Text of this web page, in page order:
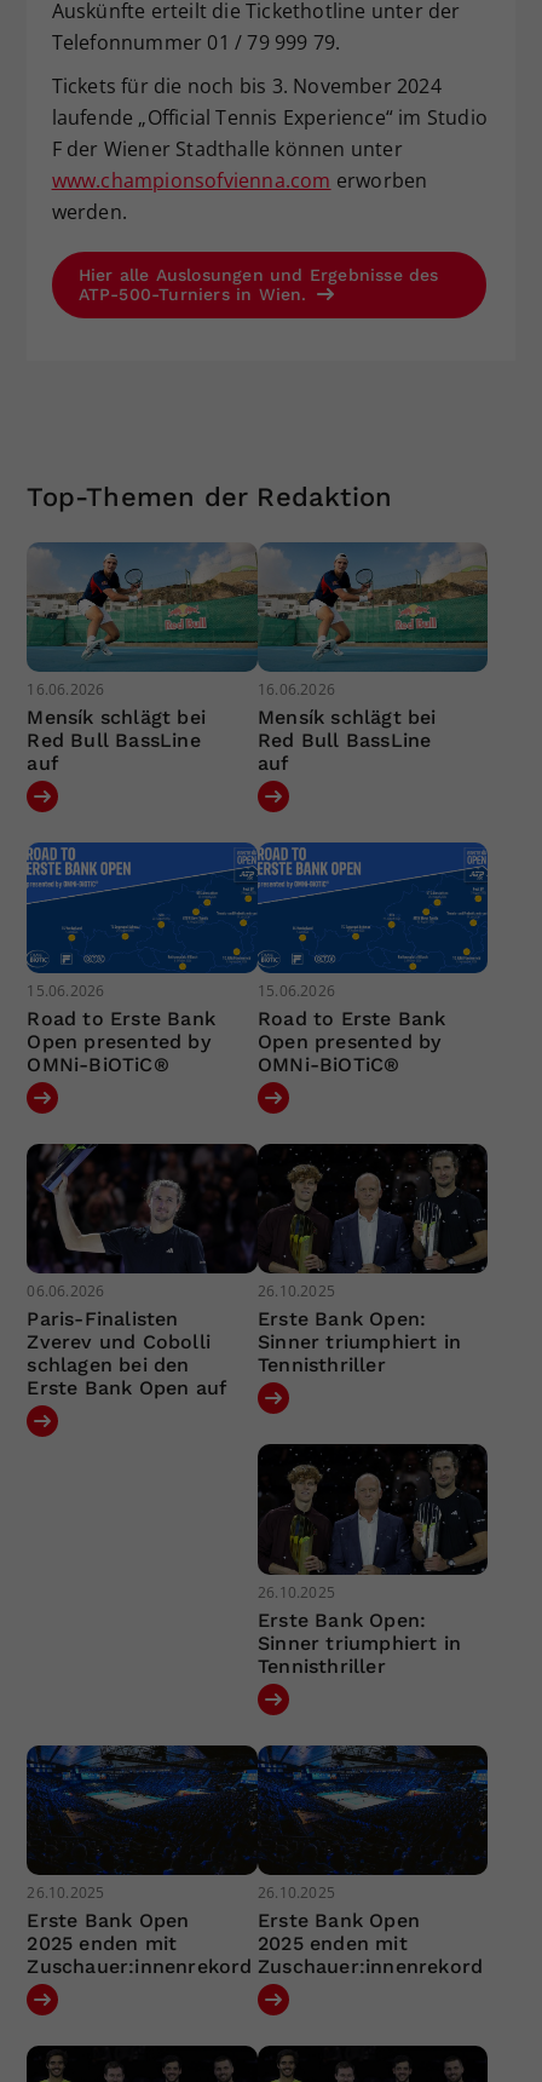
Auskünfte erteilt die Tickethotline unter der
Telefonnummer 01 / 79 999 79.
Tickets für die noch bis 3. November 2024
laufende „Official Tennis Experience“ im Studio
F der Wiener Stadthalle können unter
www.championsofvienna.com erworben
werden.
Hier alle Auslosungen und Ergebnisse des
ATP-500-Turniers in Wien.
Top-Themen der Redaktion
16.06.2026
Mensík schlägt bei
Red Bull BassLine
auf
16.06.2026
Mensík schlägt bei
Red Bull BassLine
auf
15.06.2026
Road to Erste Bank
Open presented by
OMNi-BiOTiC®
15.06.2026
Road to Erste Bank
Open presented by
OMNi-BiOTiC®
06.06.2026
Paris-Finalisten
Zverev und Cobolli
schlagen bei den
Erste Bank Open auf
26.10.2025
Erste Bank Open:
Sinner triumphiert in
Tennisthriller
26.10.2025
Erste Bank Open:
Sinner triumphiert in
Tennisthriller
26.10.2025
Erste Bank Open
2025 enden mit
Zuschauer:innenrekord
26.10.2025
Erste Bank Open
2025 enden mit
Zuschauer:innenrekord